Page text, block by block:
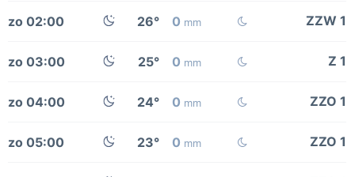
zo 02:00 26° 0 mm ZZW 1
zo 03:00 25° 0 mm Z 1
zo 04:00 24° 0 mm ZZO 1
zo 05:00 23° 0 mm ZZO 1